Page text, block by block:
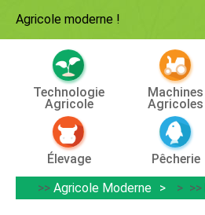
Agricole moderne !
Technologie
Agricole
Machines
Agricoles
Élevage Pêcherie
>> Agricole Moderne > >>